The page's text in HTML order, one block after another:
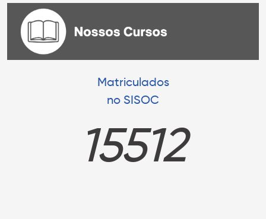
Matriculados
no SISOC
15512